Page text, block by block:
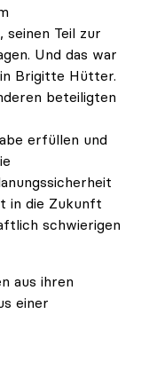
Teil zur
Und das war
Brigitte Hütter.
beteiligten
erfüllen und
in die Zukunft
schwierigen
aus ihren
einer